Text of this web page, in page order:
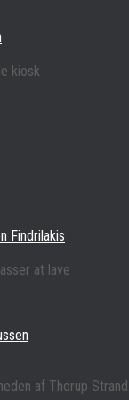
kiosk
Findrilakis
at lave
af Thorup Strand.